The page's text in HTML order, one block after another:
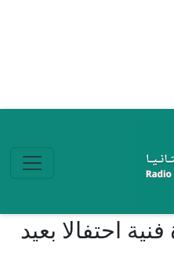
احتفالا بعيد